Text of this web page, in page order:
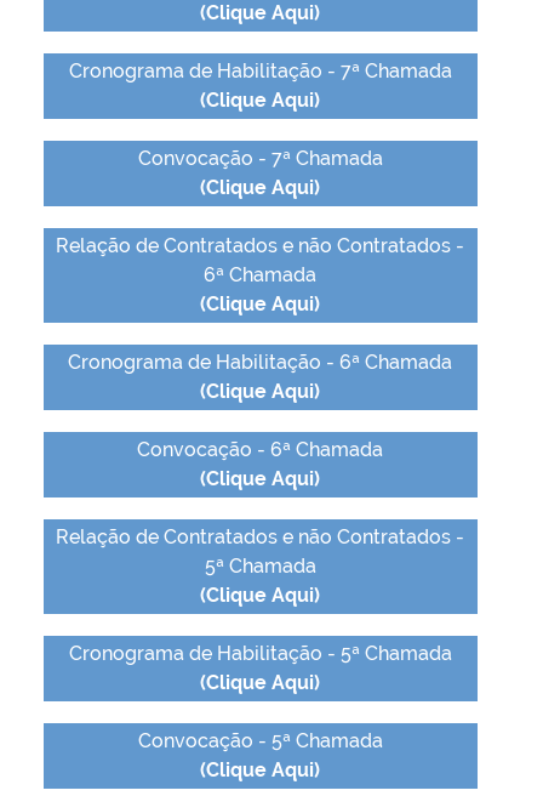
(Clique Aqui)
Cronograma de Habilitação - 7ª Chamada
(Clique Aqui)
Convocação - 7ª Chamada
(Clique Aqui)
Relação de Contratados e não Contratados -
6ª Chamada
(Clique Aqui)
Cronograma de Habilitação - 6ª Chamada
(Clique Aqui)
Convocação - 6ª Chamada
(Clique Aqui)
Relação de Contratados e não Contratados -
5ª Chamada
(Clique Aqui)
Cronograma de Habilitação - 5ª Chamada
(Clique Aqui)
Convocação - 5ª Chamada
(Clique Aqui)